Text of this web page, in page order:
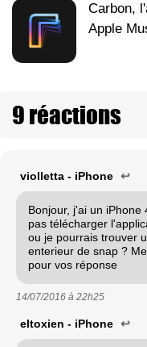
Carbon,
Apple
9 réactions
violletta - iPhone ↩
Bonjour, j'ai un iPhone
pas télécharger
ou je pourrais trouver
enterieur de snap ?
pour vos réponse
14/07/2016 à 22h25
eltoxien - iPhone ↩